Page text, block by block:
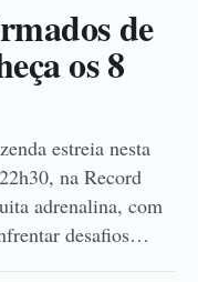
de
os 8
estreia nesta
na Record
adrenalina, com
desafios…